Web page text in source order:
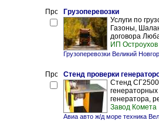
Грузоперевозки
Услуги по
Газоны,
договора
ИП
Грузоперевозки Великий
Стенд проверки
Стенд СГ2500
генераторных
генератора,
Завод Комета
Авиа авто ж/д море техника